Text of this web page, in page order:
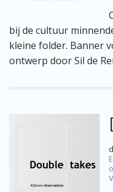
bij de cultuur
kleine folder. Banner
ontwerp door Sil de